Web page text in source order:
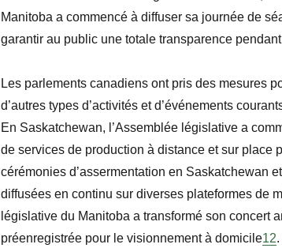
Manitoba a commencé à diffuser sa journée de
garantir au public une totale transparence
Les parlements canadiens ont pris des mesures
d’autres types d’activités et d’événements
En Saskatchewan, l’Assemblée législative a
de services de production à distance et sur place
cérémonies d’assermentation en Saskatchewan
diffusées en continu sur diverses plateformes de
législative du Manitoba a transformé son concert
préenregistrée pour le visionnement à domicile12